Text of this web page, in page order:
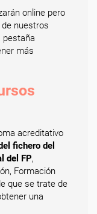
online pero
nuestros
pestaña
más
acreditativo
fichero del
del FP,
Formación
que se trate de
una